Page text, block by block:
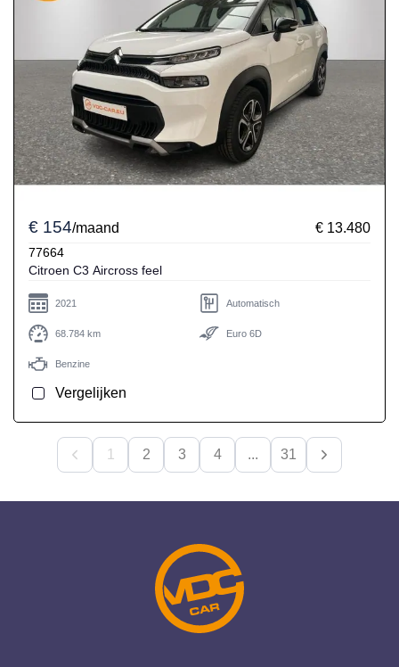
€ 154/maand € 13.480
77664
Citroen C3 Aircross feel
2021 Automatisch
68.784 km Euro 6D
Benzine
Vergelijken
1 2 3 4 ... 31